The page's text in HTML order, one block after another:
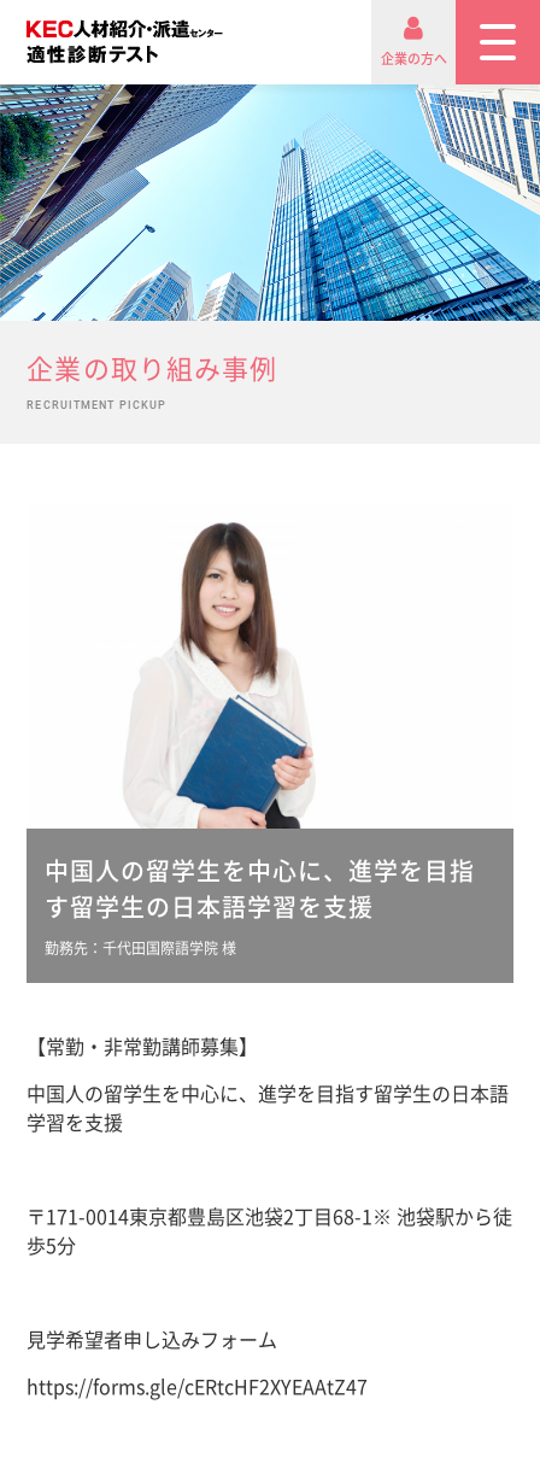
企業の方へ
企業の取り組み事例
RECRUITMENT PICKUP
中国人の留学生を中心に、進学を目指
す留学生の日本語学習を支援
勤務先：千代田国際語学院 様
【常勤・非常勤講師募集】
中国人の留学生を中心に、進学を目指す留学生の日本語
学習を支援
〒171-0014東京都豊島区池袋2丁目68-1※ 池袋駅から徒
歩5分
見学希望者申し込みフォーム
https://forms.gle/cERtcHF2XYEAAtZ47